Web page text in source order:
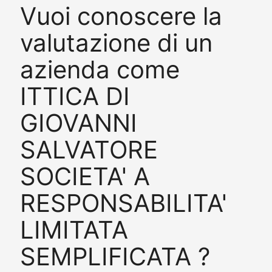
Vuoi conoscere la
valutazione di un
azienda come
ITTICA DI
GIOVANNI
SALVATORE
SOCIETA' A
RESPONSABILITA'
LIMITATA
SEMPLIFICATA ?